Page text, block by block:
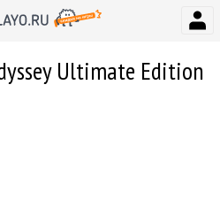
Ultimate Edition